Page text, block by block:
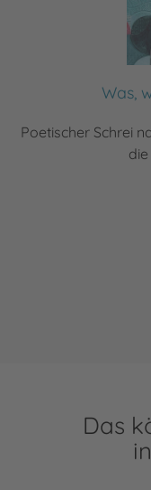
Was,
Poetischer Schrei
Das